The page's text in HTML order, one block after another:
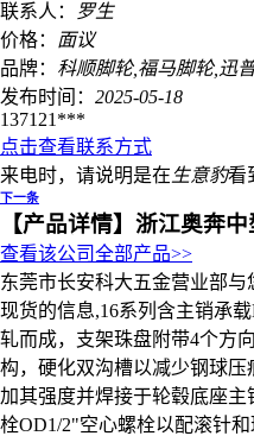
联系人：
罗生
价格：
面议
品牌： 科顺脚轮,福马脚轮,迅
发布时间： 2025-05-18
137121***
点击查看联系方式
来电时，请说明是在生意豹看
下一条
【产品详情】 浙江奥奔
查看该公司全部产品>>
东莞市长安科大五金营业部
现货的信息,16系列含主销承
轧而成，支架珠盘附带4个方
构，硬化双沟槽以减少钢球
加其强度并焊接于轮毂底座
栓OD1/2"空心螺栓以配滚针